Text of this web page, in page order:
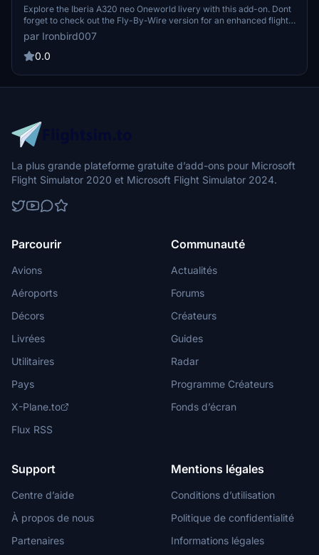
Explore the Iberia A320 neo Oneworld livery with this add-on. Dont
forget to check out the Fly-By-Wire version for an enhanced flight
experience.
par Ironbird007
0.0
La plus grande plateforme gratuite d’add-ons pour Microsoft
Flight Simulator 2020 et Microsoft Flight Simulator 2024.
Parcourir
Avions
Aéroports
Décors
Livrées
Utilitaires
Pays
X-Plane.to
Flux RSS
Communauté
Actualités
Forums
Créateurs
Guides
Radar
Programme Créateurs
Fonds d’écran
Support
Centre d’aide
À propos de nous
Partenaires
Mentions légales
Conditions d’utilisation
Politique de confidentialité
Informations légales